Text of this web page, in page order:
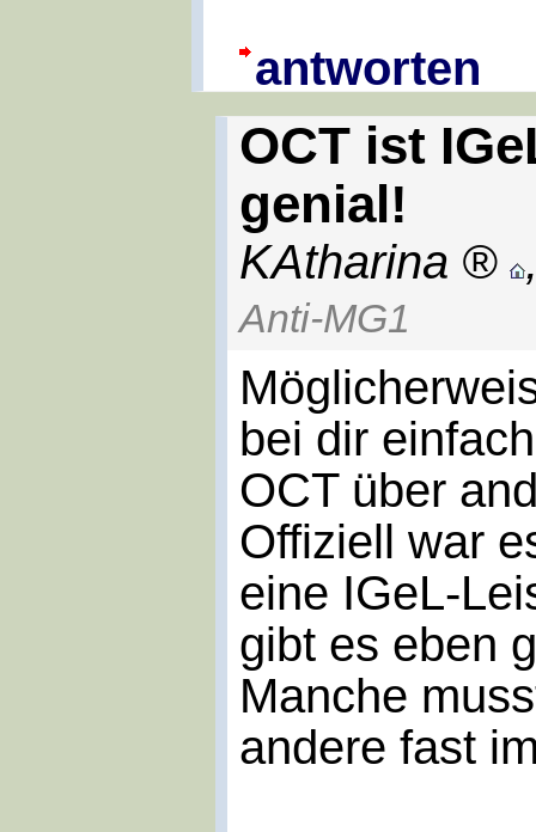
antworten
OCT ist
genial!
KAtharina
Anti-MG1
bei dir
OCT über
Offiziell war
eine IGeL-
gibt es eben
Manche
andere fast